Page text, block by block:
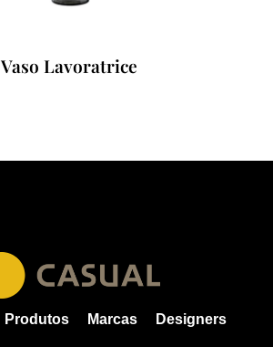
Vaso Lavoratrice
Produtos Marcas Designers